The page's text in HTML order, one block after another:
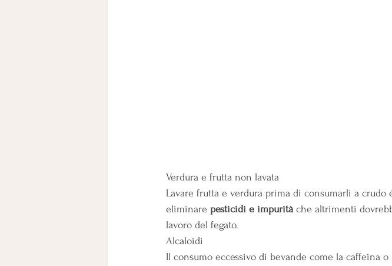
Verdura e frutta non lavata
Lavare frutta e verdura prima di consumarli a
eliminare pesticidi e impurità che altrimenti
lavoro del fegato.
Alcaloidi
Il consumo eccessivo di bevande come la caffeina